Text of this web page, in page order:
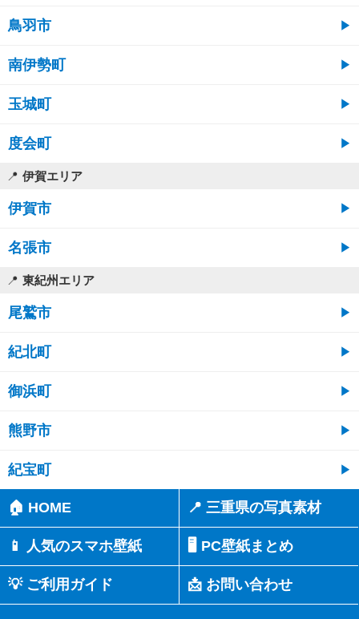
鳥羽市
南伊勢町
玉城町
度会町
伊賀エリア
伊賀市
名張市
東紀州エリア
尾鷲市
紀北町
御浜町
熊野市
紀宝町
🏠 HOME 📍 三重県の写真素材
📱 人気のスマホ壁紙 🖥️ PC壁紙まとめ
💡 ご利用ガイド 📩 お問い合わせ